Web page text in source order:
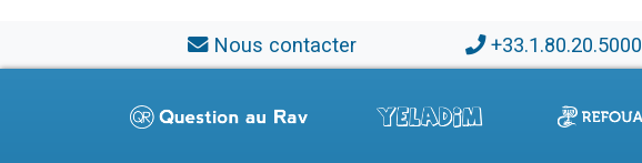
Nous contacter +33.1.80.20.5000